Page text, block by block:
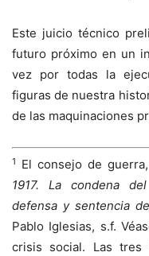
Este juicio técnico
futuro próximo en un
vez por todas la
figuras de nuestra
de las maquinaciones
1 El consejo de
1917. La condena
defensa y sentencia
Pablo Iglesias, s.f.
crisis social. Las tres